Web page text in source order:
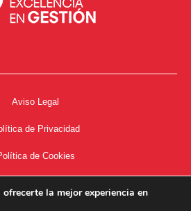
Aviso Legal
de Privacidad
de Cookies
la mejor experiencia en